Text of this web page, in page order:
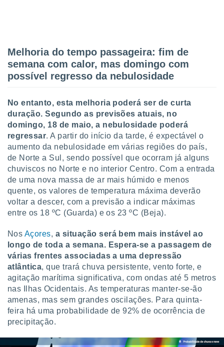
Melhoria do tempo passageira: fim de
semana com calor, mas domingo com
possível regresso da nebulosidade
No entanto, esta melhoria poderá ser de curta
duração. Segundo as previsões atuais, no
domingo, 18 de maio, a nebulosidade poderá
regressar. A partir do início da tarde, é expectável o
aumento da nebulosidade em várias regiões do país,
de Norte a Sul, sendo possível que ocorram já alguns
chuviscos no Norte e no interior Centro. Com a entrada
de uma nova massa de ar mais húmido e menos
quente, os valores de temperatura máxima deverão
voltar a descer, com a previsão a indicar máximas
entre os 18 ºC (Guarda) e os 23 ºC (Beja).
Nos Açores, a situação será bem mais instável ao
longo de toda a semana. Espera-se a passagem de
várias frentes associadas a uma depressão
atlântica, que trará chuva persistente, vento forte, e
agitação marítima significativa, com ondas até 5 metros
nas Ilhas Ocidentais. As temperaturas manter-se-ão
amenas, mas sem grandes oscilações. Para quinta-
feira há uma probabilidade de 92% de ocorrência de
precipitação.